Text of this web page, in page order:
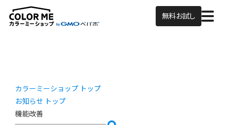
無料お試し
カラーミーショップ トップ
お知らせ トップ
機能改善